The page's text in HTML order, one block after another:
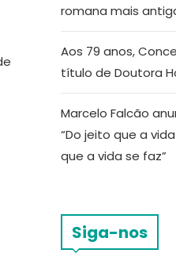
romana mais
Aos 79 anos,
título de Doutora
Marcelo Falcão
“Do jeito que a
que a vida se faz”
Siga-nos